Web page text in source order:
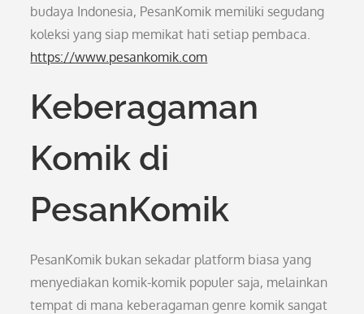
budaya Indonesia, PesanKomik memiliki segudang
koleksi yang siap memikat hati setiap pembaca.
https://www.pesankomik.com
Keberagaman
Komik di
PesanKomik
PesanKomik bukan sekadar platform biasa yang
menyediakan komik-komik populer saja, melainkan
tempat di mana keberagaman genre komik sangat